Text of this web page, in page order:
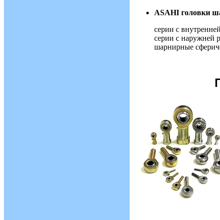
ASAHI головки
серии c
серии c наружней
шарнирные